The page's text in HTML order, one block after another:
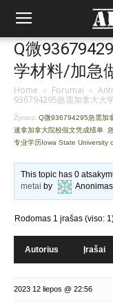
Q微
学材料/加急
Home › Forumai ›
936794295急需加拿大大
Žymos: Q微936794295急需加
速拿加拿大院校假文凭成绩单
专业学历Iowa State University
This topic has 0
metai by Anonimas
Rodomas 1 įrašas (viso:
Autorius Įrašai
2023 12 liepos @ 22:56